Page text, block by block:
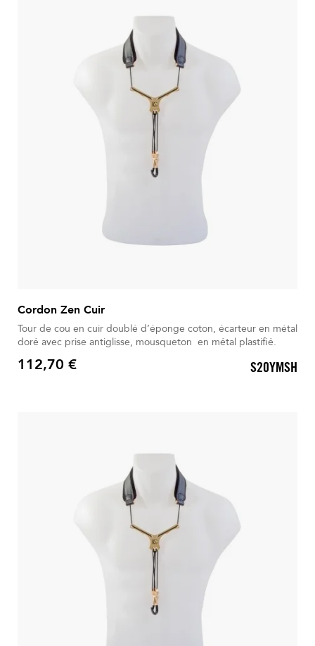
Cordon Zen Cuir
Tour de cou en cuir doublé d’éponge coton, écarteur en métal
doré avec prise antiglisse, mousqueton en métal plastifié.
Prix
112,70 € S20YMSH